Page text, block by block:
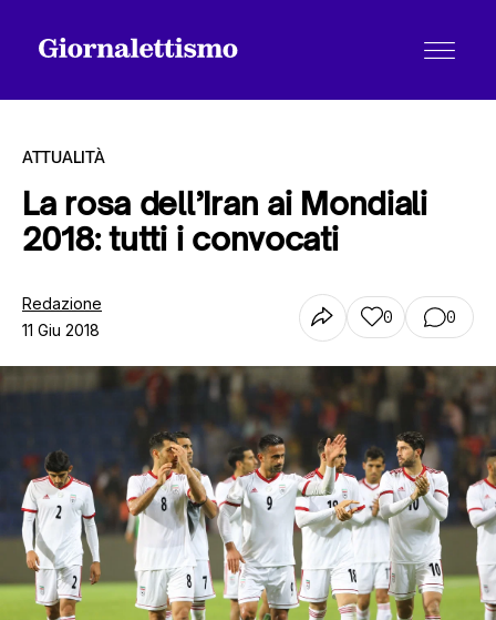
Tutti gli articoli
Chi siamo
ATTUALITÀ
La rosa dell’Iran ai Mondiali
2018: tutti i convocati
Redazione
11 Giu 2018
0 0